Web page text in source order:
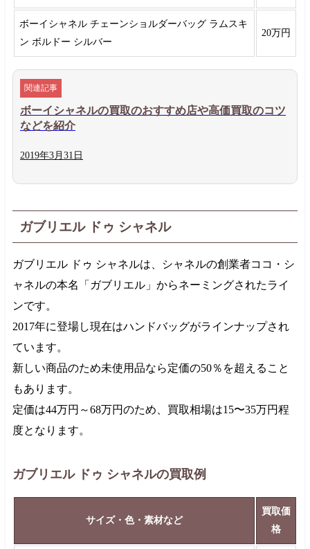
ボーイシャネル チェーンショルダーバッグ ラムスキ
ン ボルドー シルバー
20万円
ボーイシャネルの買取のおすすめ店や高価買取のコツ
などを紹介
2019年3月 31日
ガブリエル ドゥ シャネル
ガブリエル ドゥ シャネルは、シャネルの創業者ココ・シ
ャネルの本名「ガブリエル」からネーミングされたライ
ンです。
2017年に登場し現在はハンドバッグがラインナップされ
ています。
新しい商品のため未使用品なら定価の50％を超えること
もあります。
定価は44万円 ～68万円のため、買取相場は15〜35万円程
度となります。
ガブリエル ドゥ シャネルの買取例
サイズ・色・素材など
買取価
格